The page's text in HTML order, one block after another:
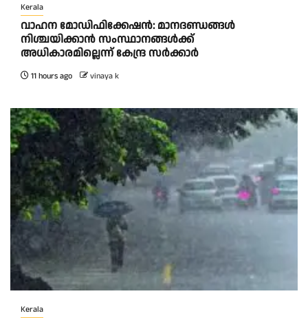
Kerala
വാഹന മോഡിഫിക്കേഷൻ: മാനദണ്ഡങ്ങൾ
നിശ്ചയിക്കാൻ സംസ്ഥാനങ്ങൾക്ക്
അധികാരമില്ലെന്ന് കേന്ദ്ര സർക്കാർ
11 hours ago vinaya k
Kerala